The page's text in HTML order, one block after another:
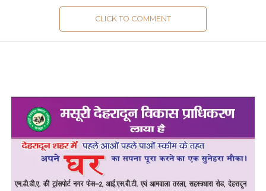
CLICK TO COMMENT